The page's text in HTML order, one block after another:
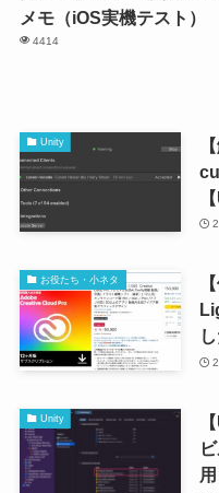
メモ（iOS実機テスト）
4414
Unity
お役たち・小ネタ
Unity
用